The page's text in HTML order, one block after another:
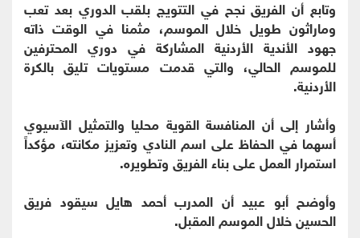
وتابع أن الفريق نجح في التتويج بلقب الدوري بعد تعب
وماراثون طويل خلال الموسم، مثمنا في الوقت ذاته
جهود الأندية الأردنية المشاركة في دوري المحترفين
للموسم الحالي، والتي قدمت مستويات تليق بالكرة
الأردنية.
وأشار إلى أن المنافسة القوية محليا والتمثيل الآسيوي
أسهما في الحفاظ على اسم النادي وتعزيز مكانته، مؤكداً
استمرار العمل على بناء الفريق وتطويره.
وأوضح أبو عبيد أن المدرب أحمد هايل سيقود فريق
الحسين خلال الموسم المقبل.